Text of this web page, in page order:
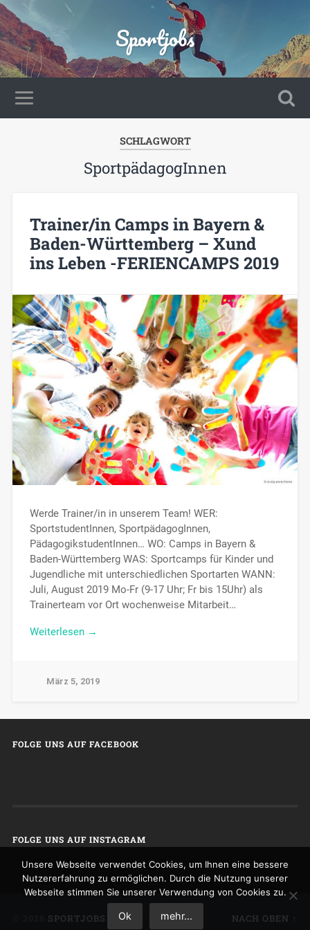
Sportjobs
SCHLAGWORT
SportpädagogInnen
Trainer/in Camps in Bayern &
Baden-Württemberg – Xund
ins Leben -FERIENCAMPS 2019
Werde Trainer/in in unserem Team! WER:
SportstudentInnen, SportpädagogInnen,
PädagogikstudentInnen… WO: Camps in Bayern &
Baden-Württemberg WAS: Sportcamps für Kinder und
Jugendliche mit unterschiedlichen Sportarten WANN:
Juli, August 2019 Mo-Fr (9-17 Uhr; Fr bis 15Uhr) als
Trainerteam vor Ort wochenweise Mitarbeit…
Weiterlesen →
März 5, 2019
FOLGE UNS AUF FACEBOOK
FOLGE UNS AUF INSTAGRAM
SPORTJOBS NACH OBEN ↑
Unsere Webseite verwendet Cookies, um Ihnen eine bessere
Nutzererfahrung zu ermöglichen. Durch die Nutzung unserer
Webseite stimmen Sie unserer Verwendung von Cookies zu.
Ok mehr...